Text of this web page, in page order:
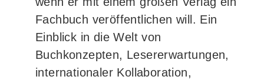
Fachbuch veröffentlichen will. Ein
Einblick in die Welt von
Buchkonzepten, Lesererwartungen,
internationaler Kollaboration,